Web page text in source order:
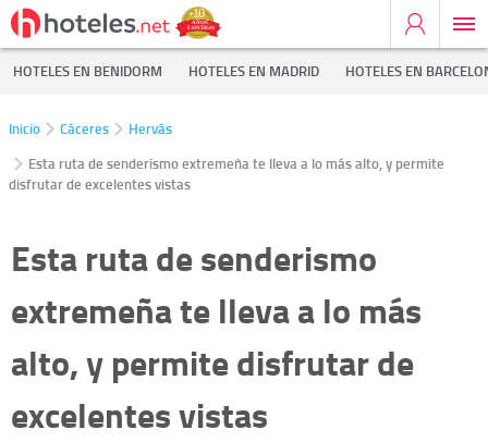
HOTELES EN BENIDORM HOTELES EN MADRID HOTELES EN
Inicio Cáceres
Hervás
Esta ruta de senderismo extremeña te lleva a lo más alto, y permite
disfrutar de excelentes vistas
Esta ruta de senderismo
extremeña te lleva a lo más
alto, y permite disfrutar de
excelentes vistas